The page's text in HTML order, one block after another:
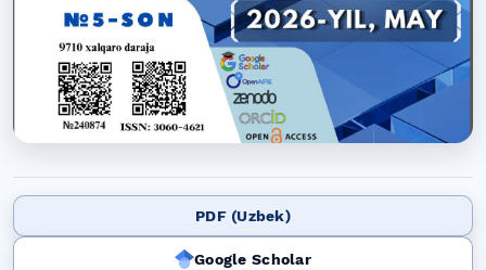
PDF (Uzbek)
Google Scholar